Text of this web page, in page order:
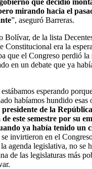
mirando hacia el
”, aseguró Barreras.
Bolívar, de la lista
Constitucional era la
que el Congreso perdió la
en un debate que ya
esperando
habíamos hundido esas
de la
este semestre por su
ya había tenido un
se invirtieron en el
agenda legislativa, no se
de las legislaturas más